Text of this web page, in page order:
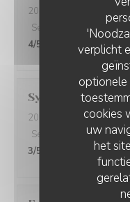
verplicht
optionele
cookies
uw
het
2026-07-12
Service
Atmosfeer
4/5
Sylvie
2026-07-12
- 12:30 -
Service
Atmosfeer
3/5